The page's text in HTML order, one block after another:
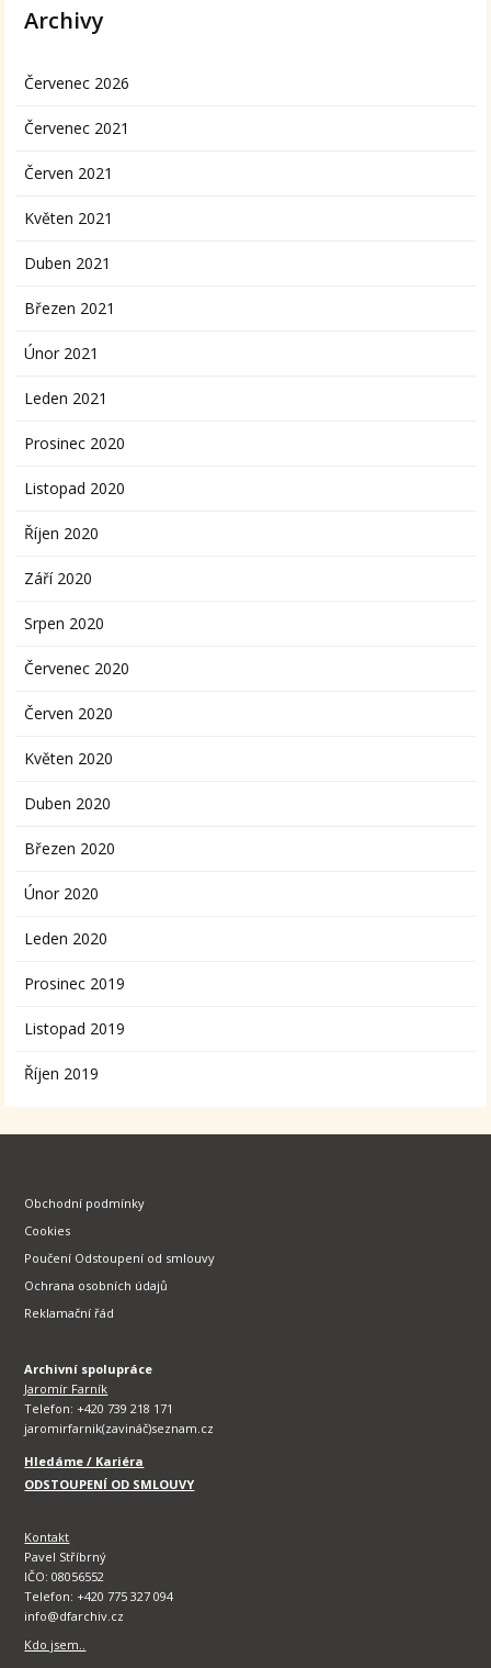
Archivy
Červenec 2026
Červenec 2021
Červen 2021
Květen 2021
Duben 2021
Březen 2021
Únor 2021
Leden 2021
Prosinec 2020
Listopad 2020
Říjen 2020
Září 2020
Srpen 2020
Červenec 2020
Červen 2020
Květen 2020
Duben 2020
Březen 2020
Únor 2020
Leden 2020
Prosinec 2019
Listopad 2019
Říjen 2019
Obchodní podmínky
Cookies
Poučení Odstoupení od smlouvy
Ochrana osobních údajů
Reklamační řád
Archivní spolupráce
Jaromír Farník
Telefon: +420 739 218 171
jaromirfarnik(zavináč)seznam.cz
Hledáme / Kariéra
ODSTOUPENÍ OD SMLOUVY
Kontakt
Pavel Stříbrný
IČO: 08056552
Telefon: +420 775 327 094
info@dfarchiv.cz
Kdo jsem..